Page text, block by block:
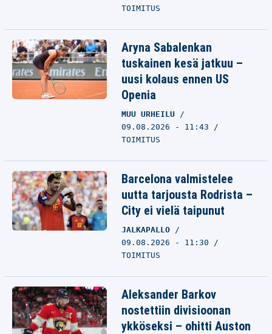
TOIMITUS
Aryna Sabalenkan
tuskainen kesä jatkuu –
uusi kolaus ennen US
Openia
MUU URHEILU
09.08.2026 - 11:43
TOIMITUS
Barcelona valmistelee
uutta tarjousta Rodrista –
City ei vielä taipunut
JALKAPALLO
09.08.2026 - 11:30
TOIMITUS
Aleksander Barkov
nostettiin divisioonan
ykköseksi – ohitti Auston